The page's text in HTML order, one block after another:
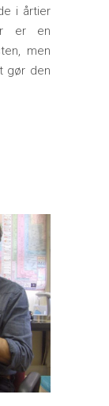
i årtier
er en
men
gør den